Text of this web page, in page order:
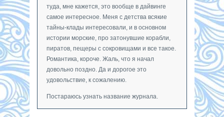
туда, мне кажется, это вообще в дайвинге
самое интересное. Меня с детства всякие
тайны-клады интересовали, и в основном
истории морские, про затонувшие корабли,
пиратов, пещеры с сокровищами и все такое.
Романтика, короче. Жаль, что я начал
довольно поздно. Да и дорогое это
удовольствие, к сожалению.
Постараюсь узнать название журнала.